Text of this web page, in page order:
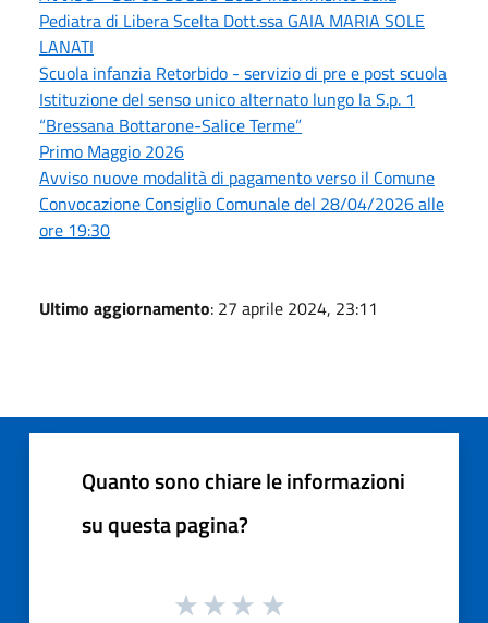
Pediatra di Libera Scelta Dott.ssa GAIA MARIA SOLE
LANATI
Scuola infanzia Retorbido - servizio di pre e post scuola
Istituzione del senso unico alternato lungo la S.p. 1
“Bressana Bottarone-Salice Terme”
Primo Maggio 2026
Avviso nuove modalità di pagamento verso il Comune
Convocazione Consiglio Comunale del 28/04/2026 alle
ore 19:30
Ultimo aggiornamento: 27 aprile 2024, 23:11
Quanto sono chiare le informazioni
su questa pagina?